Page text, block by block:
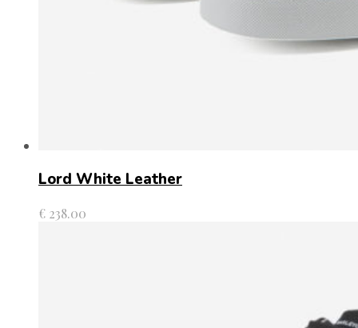
Lord White Leather
€ 238.00